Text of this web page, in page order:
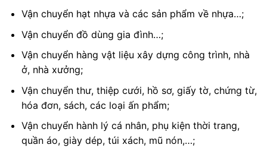
Vận chuyển hạt nhựa và các sản phẩm về nhựa…;
Vận chuyển đồ dùng gia đình…;
Vận chuyển hàng vật liệu xây dựng công trình, nhà
ở, nhà xưởng;
Vận chuyển thư, thiệp cưới, hồ sơ, giấy tờ, chứng từ,
hóa đơn, sách, các loại ấn phẩm;
Vận chuyển hành lý cá nhân, phụ kiện thời trang,
quần áo, giày dép, túi xách, mũ nón,…;